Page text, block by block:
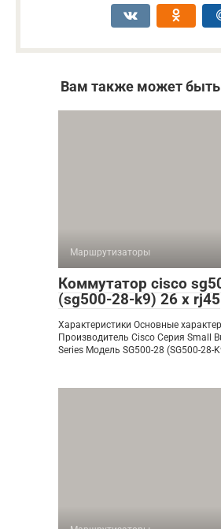
Вам также может быть
Маршрутизаторы
Коммутатор cisco
(sg500-28-k9) 26 x rj45
Характеристики Основные
Производитель Cisco Серия Small
Series Модель SG500-28 (SG500-28-